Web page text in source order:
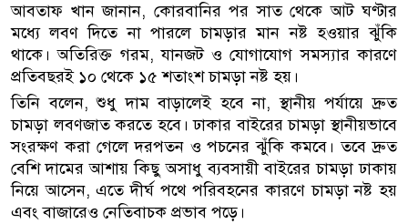
আবতাফ খান জানান, কোরবানির পর সাত থেকে আট ঘণ্টার
মধ্যে লবণ দিতে না পারলে চামড়ার মান নষ্ট হওয়ার ঝুঁকি
থাকে। অতিরিক্ত গরম, যানজট ও যোগাযোগ সমস্যার কারণে
প্রতিবছরই ১০ থেকে ১৫ শতাংশ চামড়া নষ্ট হয়।
তিনি বলেন, শুধু দাম বাড়ালেই হবে না, স্থানীয় পর্যায়ে দ্রুত
চামড়া লবণজাত করতে হবে। ঢাকার বাইরের চামড়া স্থানীয়ভাবে
সংরক্ষণ করা গেলে দরপতন ও পচনের ঝুঁকি কমবে। তবে দ্রুত
বেশি দামের আশায় কিছু অসাধু ব্যবসায়ী বাইরের চামড়া ঢাকায়
নিয়ে আসেন, এতে দীর্ঘ পথে পরিবহনের কারণে চামড়া নষ্ট হয়
এবং বাজারেও নেতিবাচক প্রভাব পড়ে।